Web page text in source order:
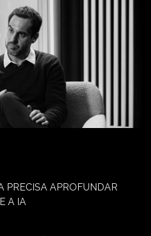
PRECISA APROFUNDAR
A IA